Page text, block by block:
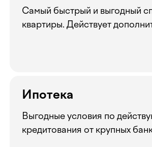
Самый быстрый и выгодный
квартиры. Действует
Ипотека
Выгодные условия по
кредитования от крупных